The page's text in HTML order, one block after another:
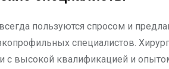
пользуются спросом и
специалистов.
с высокой квалификацией и